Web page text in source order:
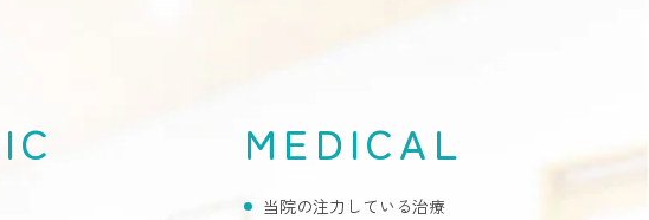
MEDICAL
当院の注力している治療